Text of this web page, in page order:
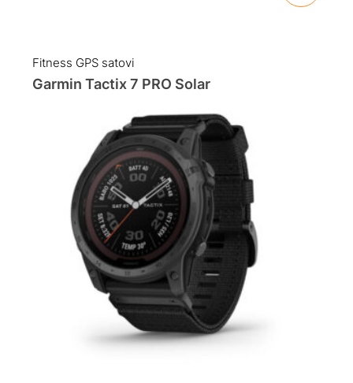
Fitness GPS satovi
Garmin Tactix 7 PRO Solar